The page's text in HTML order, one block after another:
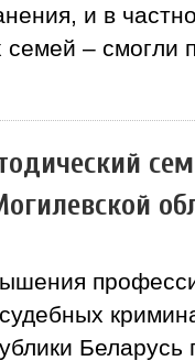
и в
–